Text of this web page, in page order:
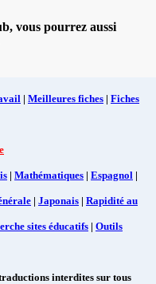
vous pourrez aussi
| Meilleures fiches | Fiches
| Mathématiques | Espagnol |
| Japonais | Rapidité au
sites éducatifs | Outils
interdites sur tous